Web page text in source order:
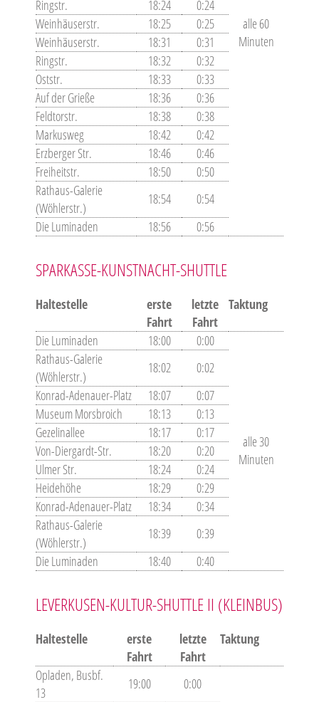
alle 60
Minuten
Ringstr. 18:24
0:24
Weinhäuserstr.
18:25
0:25
Weinhäuserstr.
18:31
0:31
Ringstr.
18:32
0:32
Oststr.
18:33
0:33
Auf der Grieße
18:36
0:36
Feldtorstr.
18:38
0:38
Markusweg
18:42
0:42
Erzberger Str.
18:46
0:46
Freiheitstr.
18:50
0:50
Rathaus-Galerie
(Wöhlerstr.)
18:54
0:54
Die Luminaden
18:56 0:56
SPARKASSE-KUNSTNACHT-SHUTTLE
Haltestelle
erste
Fahrt
letzte
Fahrt
Taktung
Die Luminaden 18:00 0:00
alle 30
Minuten
Rathaus-Galerie
(Wöhlerstr.)
18:02
0:02
Konrad-Adenauer-Platz
18:07
0:07
Museum Morsbroich
18:13
0:13
Gezelinallee
18:17
0:17
Von-Diergardt-Str.
18:20
0:20
Ulmer Str.
18:24
0:24
Heidehöhe
18:29
0:29
Konrad-Adenauer-Platz
18:34
0:34
Rathaus-Galerie
(Wöhlerstr.)
18:39
0:39
Die Luminaden
18:40 0:40
LEVERKUSEN-KULTUR-SHUTTLE II (KLEINBUS)
Haltestelle
erste
Fahrt
letzte
Fahrt
Taktung
Opladen, Busbf.
13
19:00 0:00